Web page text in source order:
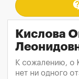
Кислова
К сожалению, о
нет ни одного